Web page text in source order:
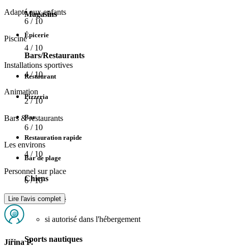
Magasins
Épicerie
Bars/Restaurants
Restaurant
Pizzeria
Bar
Restauration rapide
Bar de plage
Chiens
Chien autorisé
si autorisé dans l'hébergement
Sports nautiques
Adapté aux enfants
6 / 10
Piscine
4 / 10
Installations sportives
4/ 10
Animation
2/ 10
Bars & restaurants
6 / 10
Les environs
4 / 10
Personnel sur place
6/ 10
Lire l'avis complet
Jiřina P.